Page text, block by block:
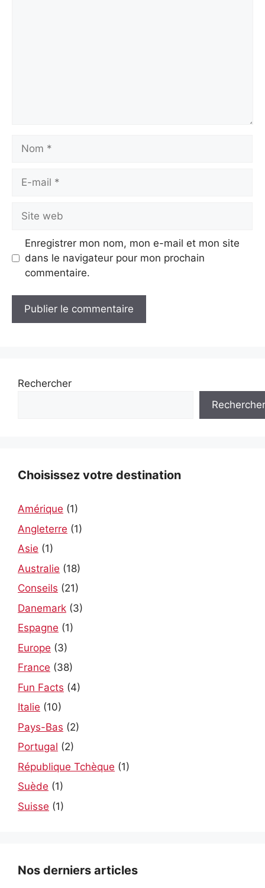
mail
web
Enregistrer mon nom, mon e-mail et mon site
dans le navigateur pour mon prochain
commentaire.
Rechercher
Rechercher
Choisissez votre destination
Amérique (1)
Angleterre (1)
Asie (1)
Australie (18)
Conseils (21)
Danemark (3)
Espagne (1)
Europe (3)
France (38)
Fun Facts (4)
Italie (10)
Pays-Bas (2)
Portugal (2)
République Tchèque (1)
Suède (1)
Suisse (1)
Nos derniers articles